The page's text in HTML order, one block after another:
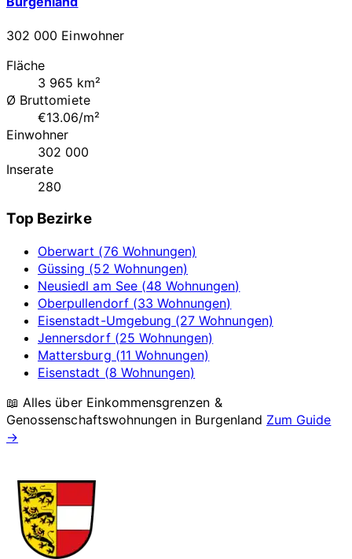
302 000 Einwohner
Fläche
3 965 km²
Ø Bruttomiete
€13.06/m²
Einwohner
302 000
Inserate
280
Top Bezirke
Oberwart (76 Wohnungen)
Güssing (52 Wohnungen)
Neusiedl am See (48 Wohnungen)
Oberpullendorf (33 Wohnungen)
Eisenstadt-Umgebung (27 Wohnungen)
Jennersdorf (25 Wohnungen)
Mattersburg (11 Wohnungen)
Eisenstadt (8 Wohnungen)
📖 Alles über Einkommensgrenzen &
Genossenschaftswohnungen in Burgenland Zum Guide
→